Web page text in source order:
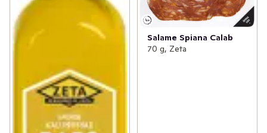
Salame Spiana Calab
70 g, Zeta